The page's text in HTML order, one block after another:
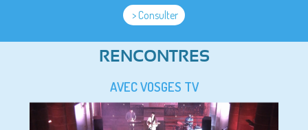
> Consulter
RENCONTRES
AVEC VOSGES TV